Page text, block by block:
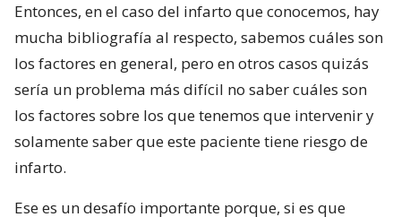
Entonces, en el caso del infarto que conocemos, hay
mucha bibliografía al respecto, sabemos cuáles son
los factores en general, pero en otros casos quizás
sería un problema más difícil no saber cuáles son
los factores sobre los que tenemos que intervenir y
solamente saber que este paciente tiene riesgo de
infarto.
Ese es un desafío importante porque, si es que